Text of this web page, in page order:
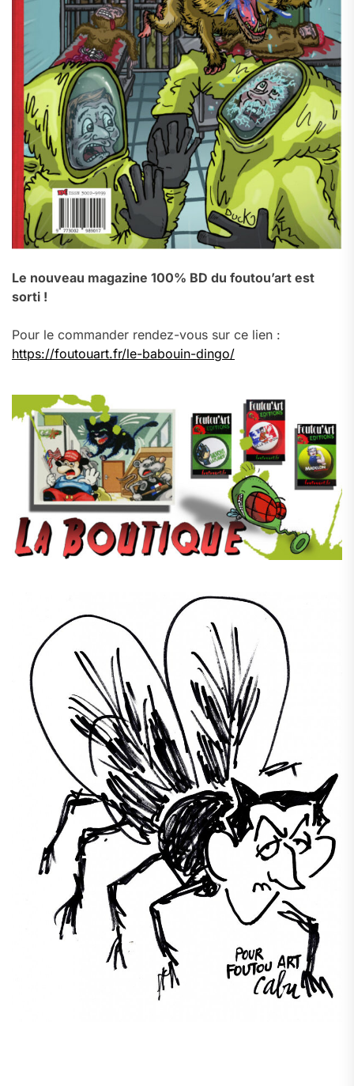
Le nouveau magazine 100% BD du foutou’art est
sorti !
Pour le commander rendez-vous sur ce lien :
https://foutouart.fr/le-babouin-dingo/